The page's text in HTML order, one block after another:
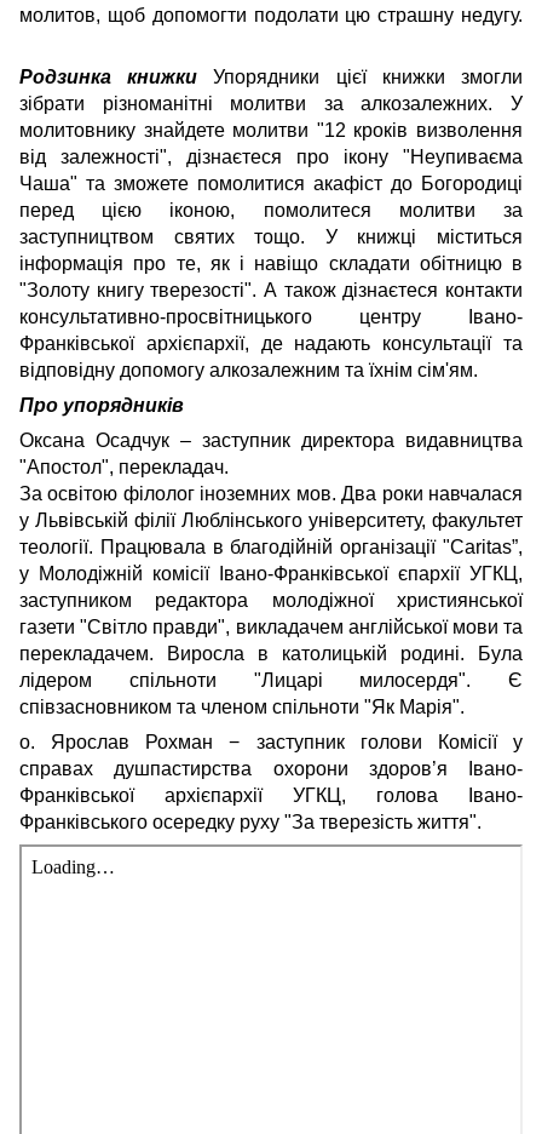
молитов, щоб допомогти подолати цю страшну недугу.
Родзинка книжки Упорядники цієї книжки змогли
зібрати різноманітні молитви за алкозалежних. У
молитовнику знайдете молитви "12 кроків визволення
від залежності", дізнаєтеся про ікону "Неупиваєма
Чаша" та зможете помолитися акафіст до Богородиці
перед цією іконою, помолитеся молитви за
заступництвом святих тощо. У книжці міститься
інформація про те, як і навіщо складати обітницю в
"Золоту книгу тверезості". А також дізнаєтеся контакти
консультативно-просвітницького центру Івано-
Франківської архієпархії, де надають консультації та
відповідну допомогу алкозалежним та їхнім сім'ям.
Про упорядників
Оксана Осадчук – заступник директора видавництва
"Апостол", перекладач.
За освітою філолог іноземних мов. Два роки навчалася
у Львівській філії Люблінського університету, факультет
теології. Працювала в благодійній організації "Caritas”,
у Молодіжній комісії Івано-Франківської єпархії УГКЦ,
заступником редактора молодіжної християнської
газети "Світло правди", викладачем англійської мови та
перекладачем. Виросла в католицькій родині. Була
лідером спільноти "Лицарі милосердя". Є
співзасновником та членом спільноти "Як Марія".
о. Ярослав Рохман − заступник голови Комісії у
справах душпастирства охорони здоров’я Івано-
Франківської архієпархії УГКЦ, голова Івано-
Франківського осередку руху "За тверезість життя".